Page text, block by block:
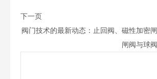
下一页
阀门技术的最新动态：止回阀、磁性加密闸
闸阀与球